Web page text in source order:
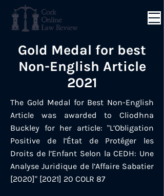
The Gold Medal for Best Non-English
Article was awarded to Cliodhna
Buckley for her article: "L’Obligation
Positive de l’État de Protéger les
Droits de l’Enfant Selon la CEDH: Une
Analyse Juridique de l’Affaire Sabatier
[2020]" [2021] 20 COLR 87
Gold Medal for best
Non-English Article
2021